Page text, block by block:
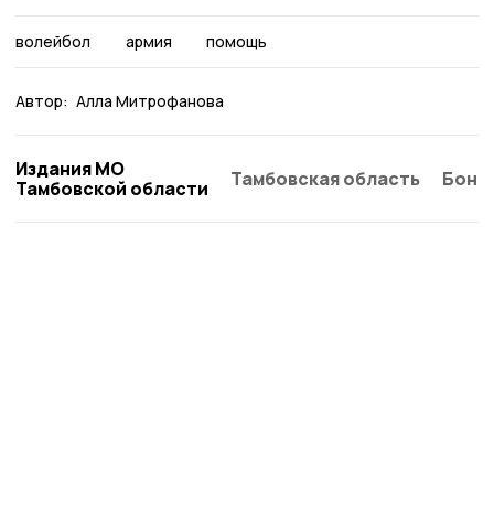
волейбол армия помощь
Автор: Алла Митрофанова
Издания МО
Тамбовской области
Тамбовская область